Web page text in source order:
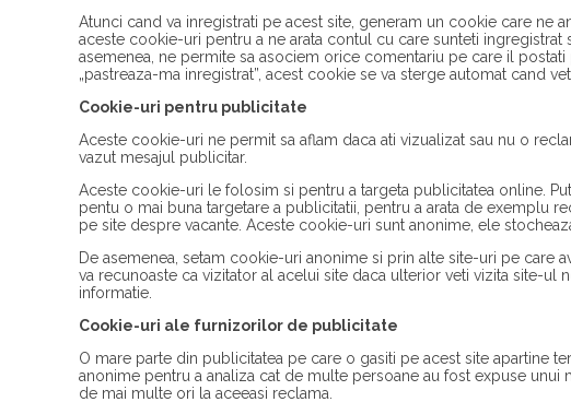
Atunci cand va inregistrati pe acest site, generam un cookie care ne
aceste cookie-uri pentru a ne arata contul cu care sunteti
asemenea, ne permite sa asociem orice comentariu pe care il
„pastreaza-ma inregistrat”, acest cookie se va sterge automat cand
Cookie-uri pentru publicitate
Aceste cookie-uri ne permit sa aflam daca ati vizualizat sau nu o
vazut mesajul publicitar.
Aceste cookie-uri le folosim si pentru a targeta publicitatea online.
pentu o mai buna targetare a publicitatii, pentru a arata de exemplu
pe site despre vacante. Aceste cookie-uri sunt anonime, ele
De asemenea, setam cookie-uri anonime si prin alte site-uri pe
va recunoaste ca vizitator al acelui site daca ulterior veti vizita site-ul
informatie.
Cookie-uri ale furnizorilor de publicitate
O mare parte din publicitatea pe care o gasiti pe acest site apartine
anonime pentru a analiza cat de multe persoane au fost expuse
de mai multe ori la aceeasi reclama.